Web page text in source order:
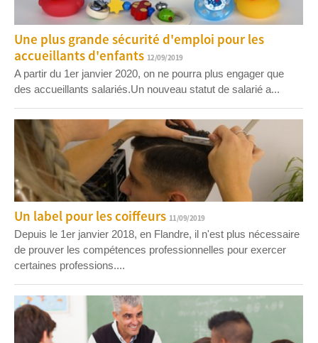
Une plus grande sécurité d'emploi pour les
accueillants d'enfants 12/09/2019
A partir du 1er janvier 2020, on ne pourra plus engager que
des accueillants salariés.Un nouveau statut de salarié a...
Un label pour les coiffeurs 11/09/2019
Depuis le 1er janvier 2018, en Flandre, il n'est plus nécessaire
de prouver les compétences professionnelles pour exercer
certaines professions....